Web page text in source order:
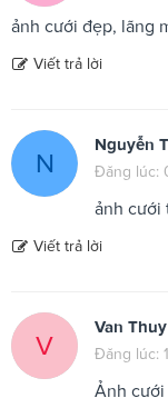
ảnh cưới đẹp, lãng
Viết trả lời
N
Nguyễn
Đăng lúc:
ảnh cưới
Viết trả lời
V
Van Thuy
Đăng lúc:
Ảnh cưới